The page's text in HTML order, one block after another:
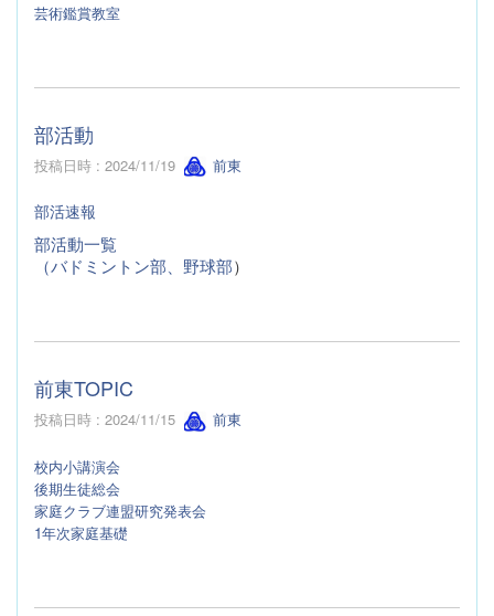
芸術鑑賞教室
部活動
投稿日時 : 2024/11/19 前東
部活速報
部活動一覧
（バドミントン部、野球部）
前東TOPIC
投稿日時 : 2024/11/15 前東
校内小講演会
後期生徒総会
家庭クラブ連盟研究発表会
1年次家庭基礎